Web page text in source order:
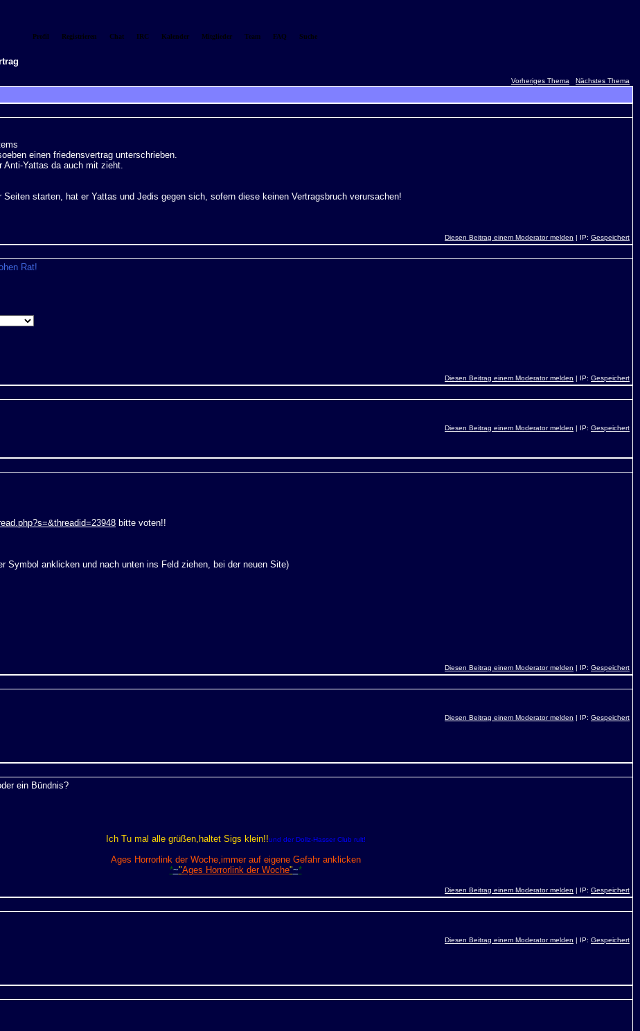
Profil Registrieren Chat IRC Kalender Mitglieder Team FAQ Suche
Vorheriges Thema
Nächstes Thema
einen friedensvertrag unterschrieben.
Anti-Yattas da auch mit zieht.
starten, hat er Yattas und Jedis gegen sich, sofern diese keinen Vertragsbruch verursachen!
Diesen Beitrag einem Moderator melden | IP: Gespeichert
Rat!
Diesen Beitrag einem Moderator melden | IP: Gespeichert
Diesen Beitrag einem Moderator melden | IP: Gespeichert
bitte voten!!
Symbol anklicken und nach unten ins Feld ziehen, bei der neuen Site)
Diesen Beitrag einem Moderator melden | IP: Gespeichert
Diesen Beitrag einem Moderator melden | IP: Gespeichert
ein Bündnis?
Ich Tu mal alle grüßen,haltet Sigs klein!!und der Dollz-Hasser Club rult!
Ages Horrorlink der Woche,immer auf eigene Gefahr anklicken
*~"Ages Horrorlink der Woche"~*
Diesen Beitrag einem Moderator melden | IP: Gespeichert
Diesen Beitrag einem Moderator melden | IP: Gespeichert